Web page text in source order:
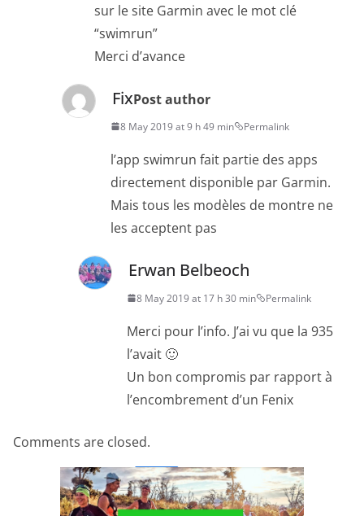
sur le site Garmin avec le mot clé
“swimrun”
Merci d’avance
FixPost author
8 May 2019 at 9 h 49 min Permalink
l’app swimrun fait partie des apps
directement disponible par Garmin.
Mais tous les modèles de montre ne
les acceptent pas
Erwan Belbeoch
8 May 2019 at 17 h 30 min Permalink
Merci pour l’info. J’ai vu que la 935
l’avait 🙂
Un bon compromis par rapport à
l’encombrement d’un Fenix
Comments are closed.